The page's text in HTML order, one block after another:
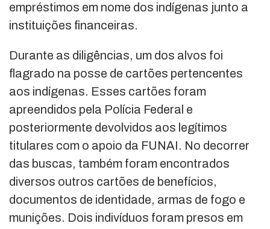
empréstimos em nome dos indígenas junto a
instituições financeiras.
Durante as diligências, um dos alvos foi
flagrado na posse de cartões pertencentes
aos indígenas. Esses cartões foram
apreendidos pela Polícia Federal e
posteriormente devolvidos aos legítimos
titulares com o apoio da FUNAI. No decorrer
das buscas, também foram encontrados
diversos outros cartões de benefícios,
documentos de identidade, armas de fogo e
munições. Dois indivíduos foram presos em